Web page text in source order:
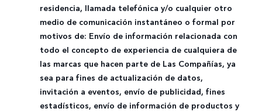
residencia, llamada telefónica y/o cualquier otro
medio de comunicación instantáneo o formal por
motivos de: Envío de información relacionada con
todo el concepto de experiencia de cualquiera de
las marcas que hacen parte de Las Compañías, ya
sea para fines de actualización de datos,
invitación a eventos, envío de publicidad, fines
estadísticos, envío de información de productos y